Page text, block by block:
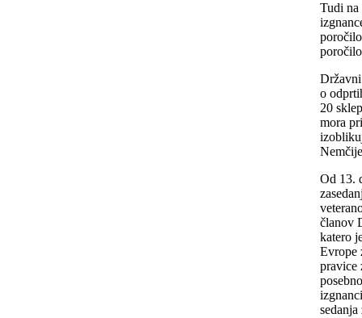
Tudi na
o
20
mora
Nemčije
Od 13.
članov
katero
Evrope
pravice